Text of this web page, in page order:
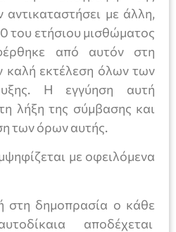
με άλλη,
του ετήσιου μισθώματος
από αυτόν στη
καλή εκτέλεση όλων των
Η εγγύηση αυτή
λήξη της σύμβασης και
των όρων αυτής.
με οφειλόμενα
στη δημοπρασία ο κάθε
αποδέχεται